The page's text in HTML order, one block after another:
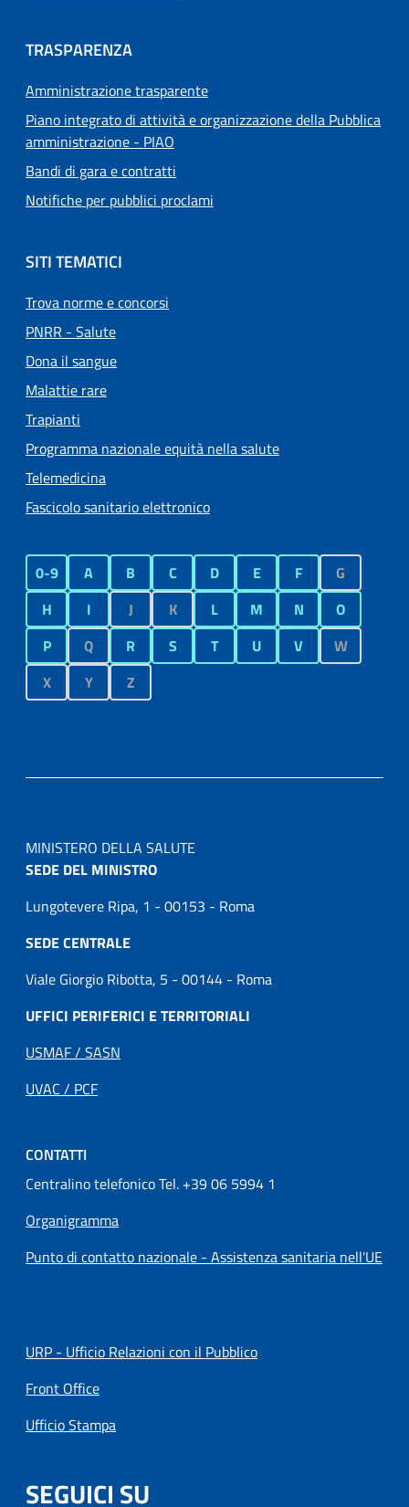
TRASPARENZA
Amministrazione trasparente
Piano integrato di attività e organizzazione della Pubblica
amministrazione - PIAO
Bandi di gara e contratti
Notifiche per pubblici proclami
SITI TEMATICI
Trova norme e concorsi
PNRR - Salute
Dona il sangue
Malattie rare
Trapianti
Programma nazionale equità nella salute
Telemedicina
Fascicolo sanitario elettronico
0-9 A B C D E F
G
H
I J K L M N
O
P
Q R S T U V
W
X
Y Z
MINISTERO DELLA SALUTE
SEDE DEL MINISTRO
Lungotevere Ripa, 1 - 00153 - Roma
SEDE CENTRALE
Viale Giorgio Ribotta, 5 - 00144 - Roma
UFFICI PERIFERICI E TERRITORIALI
USMAF / SASN
UVAC / PCF
CONTATTI
Centralino telefonico Tel. +39 06 5994 1
Organigramma
Punto di contatto nazionale - Assistenza sanitaria nell'UE
URP - Ufficio Relazioni con il Pubblico
Front Office
Ufficio Stampa
SEGUICI SU